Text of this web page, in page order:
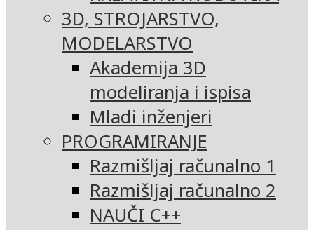
3D, STROJARSTVO,
MODELARSTVO
Akademija 3D
modeliranja i ispisa
Mladi inženjeri
PROGRAMIRANJE
Razmišljaj računalno 1
Razmišljaj računalno 2
NAUČI C++